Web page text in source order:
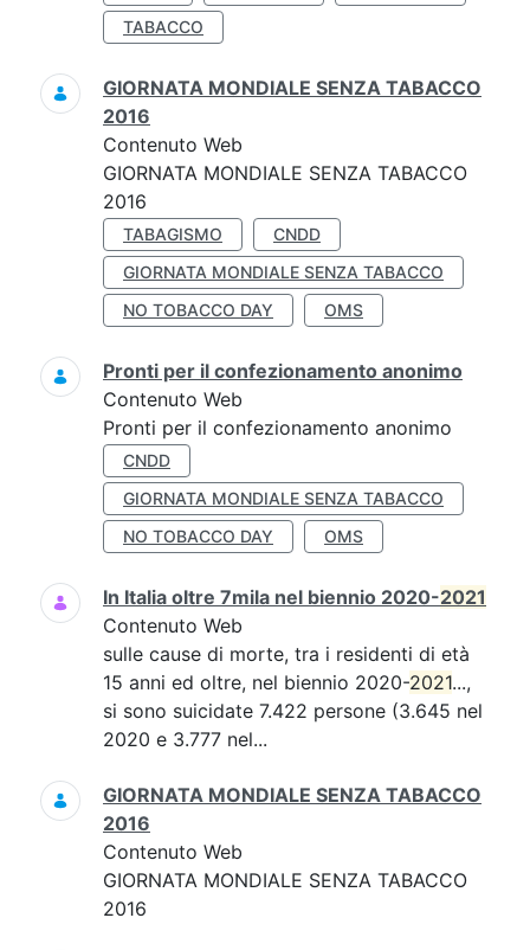
TABACCO
GIORNATA MONDIALE SENZA TABACCO
2016
Contenuto Web
GIORNATA MONDIALE SENZA TABACCO
2016
TABAGISMO
CNDD
GIORNATA MONDIALE SENZA TABACCO
NO TOBACCO DAY
OMS
Pronti per il confezionamento anonimo
Contenuto Web
Pronti per il confezionamento anonimo
CNDD
GIORNATA MONDIALE SENZA TABACCO
NO TOBACCO DAY
OMS
In Italia oltre 7mila nel biennio 2020-2021
Contenuto Web
sulle cause di morte, tra i residenti di età
15 anni ed oltre, nel biennio 2020-2021...,
si sono suicidate 7.422 persone (3.645 nel
2020 e 3.777 nel...
GIORNATA MONDIALE SENZA TABACCO
2016
Contenuto Web
GIORNATA MONDIALE SENZA TABACCO
2016